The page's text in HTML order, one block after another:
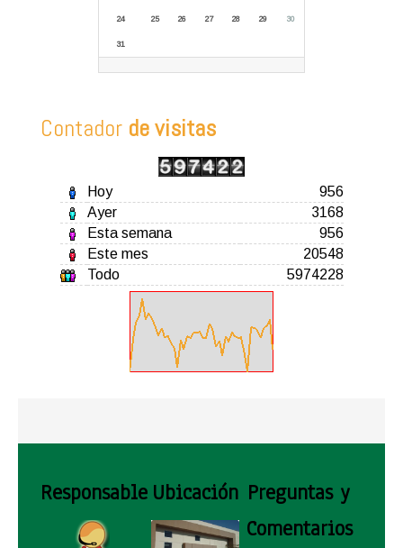
24 25 26 27 28 29 30
31
Contador de visitas
Hoy
956
Ayer
3168
Esta semana
956
Este mes
20548
Todo
5974228
Responsable Ubicación Preguntas y
Comentarios